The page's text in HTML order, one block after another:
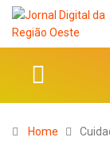
Home